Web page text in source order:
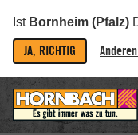
Ist Bornheim (Pfalz)
JA, RICHTIG